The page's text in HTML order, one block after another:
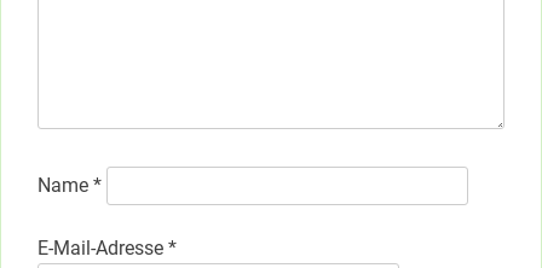
Name *
E-Mail-Adresse *